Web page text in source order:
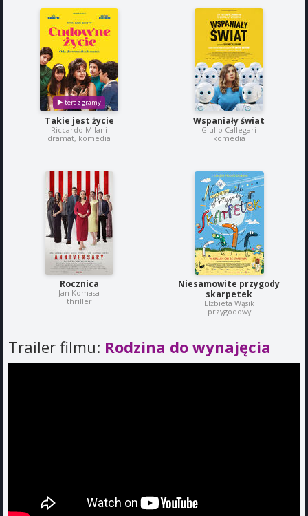
Takie jest życie
Riccardo Milani
dramat, komedia
Wspaniały świat
Giulio Callegari
komedia
Rocznica
Jan Komasa
thriller
Niesamowite przygody
skarpetek
Elżbieta Wąsik
przygodowy
Trailer filmu: Rodzina do wynajęcia